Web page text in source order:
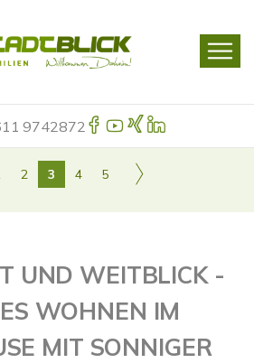
9742872
2 3 4 5
UND WEITBLICK -
WOHNEN IM
MIT SONNIGER